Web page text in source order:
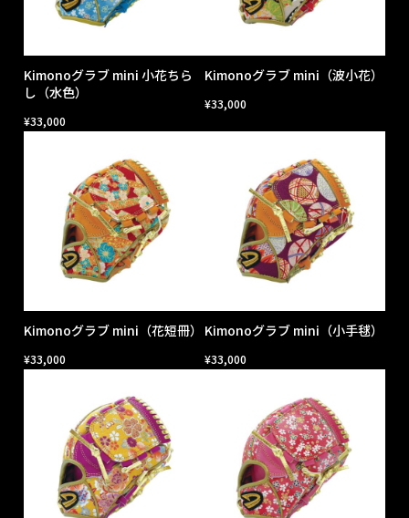
Kimonoグラブ mini 小花ちら
し（水色）
¥33,000
Kimonoグラブ mini（波小花）
¥33,000
Kimonoグラブ mini（花短冊）
¥33,000
Kimonoグラブ mini（小手毬）
¥33,000